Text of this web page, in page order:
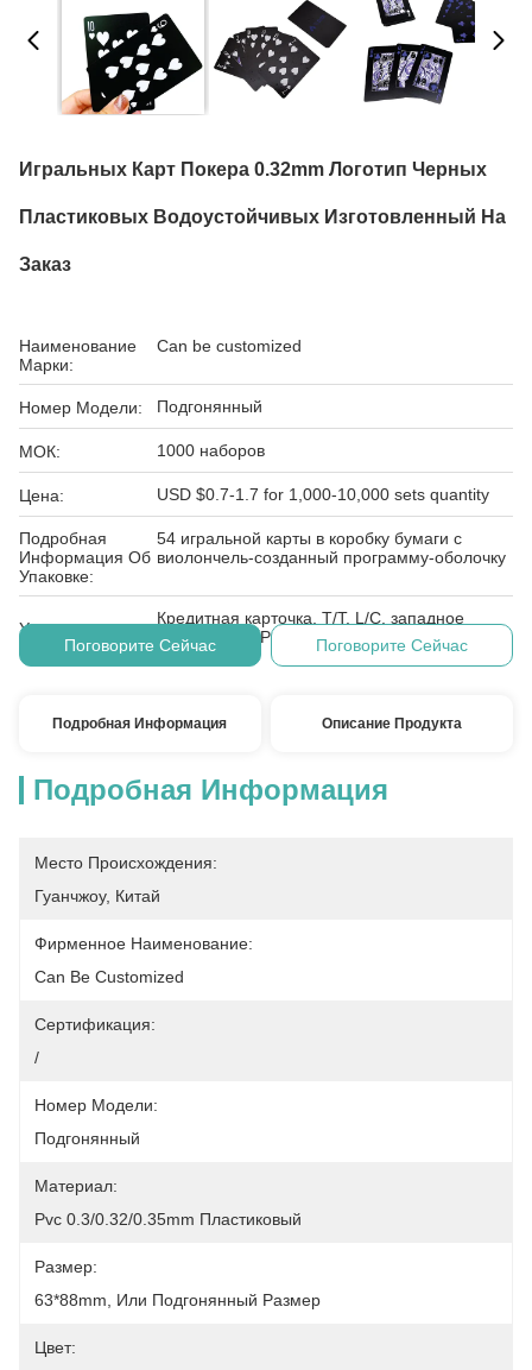
Игральных Карт Покера 0.32mm Логотип Черных
Пластиковых Водоустойчивых Изготовленный На
Заказ
Наименование
Марки:
Can be customized
Номер Модели: Подгонянный
МОК: 1000 наборов
Цена: USD $0.7-1.7 for 1,000-10,000 sets quantity
Подробная
Информация Об
Упаковке:
54 игральной карты в коробку бумаги с
виолончель-созданный программу-оболочку
Условия
Оплаты:
Кредитная карточка, T/T, L/C, западное
соединение, PayPal, E-проверяя, D/A, D/P,
MoneyGram
Поговорите Сейчас Поговорите Сейчас
Подробная Информация Описание Продукта
Подробная Информация
Место Происхождения:
Гуанчжоу, Китай
Фирменное Наименование:
Can Be Customized
Сертификация:
/
Номер Модели:
Подгонянный
Материал:
Pvc 0.3/0.32/0.35mm Пластиковый
Размер:
63*88mm, Или Подгонянный Размер
Цвет: